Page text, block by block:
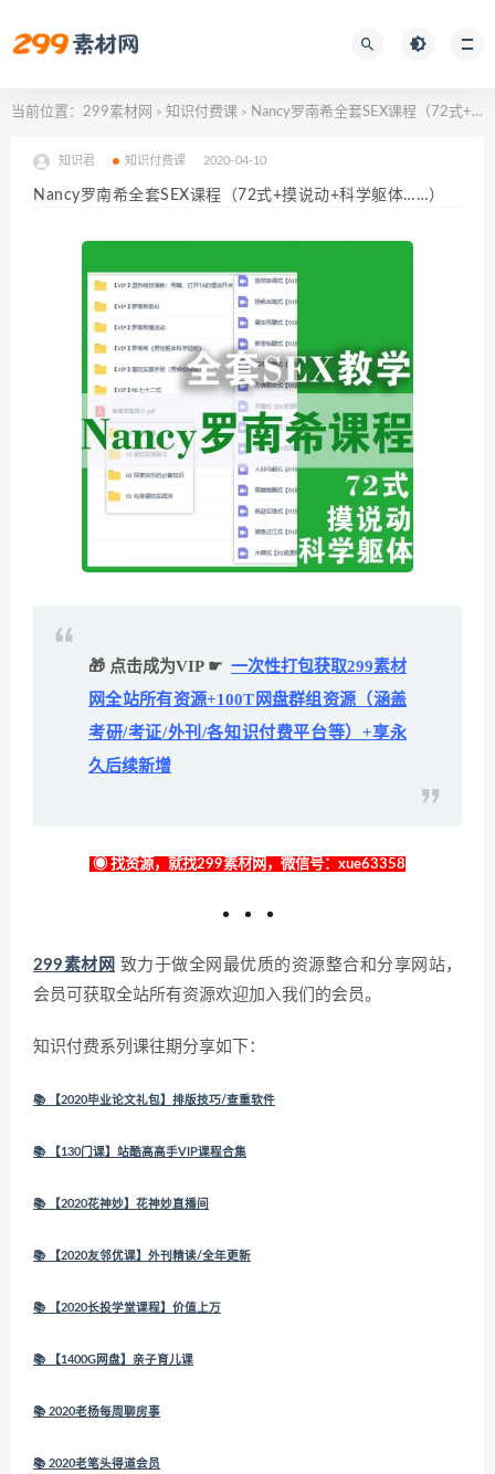
当前位置： 299素材网 > 知识付费课 > Nancy罗南希全套SEX课程（72式+摸说动+科学躯体……）
知识君 知识付费课 2020-04-10
Nancy罗南希全套SEX课程（72式+摸说动+科学躯体……）
🎁 点击成为VIP ☛ 一次性打包获取299素材
网全站所有资源+100T网盘群组资源（涵盖
考研/考证/外刊/各知识付费平台等）+享永
久后续新增
◉ 找资源，就找299素材网，微信号：xue63358
299素材网 致力于做全网最优质的资源整合和分享网站，
会员可获取全站所有资源欢迎加入我们的会员。
知识付费系列课往期分享如下：
📚 【2020毕业论文礼包】排版技巧/查重软件
📚 【130门课】站酷高高手VIP课程合集
📚 【2020花神妙】花神妙直播间
📚 【2020友邻优课】外刊精读/全年更新
📚 【2020长投学堂课程】价值上万
📚 【1400G网盘】亲子育儿课
📚 2020老杨每周聊房事
📚 2020老笔头得道会员